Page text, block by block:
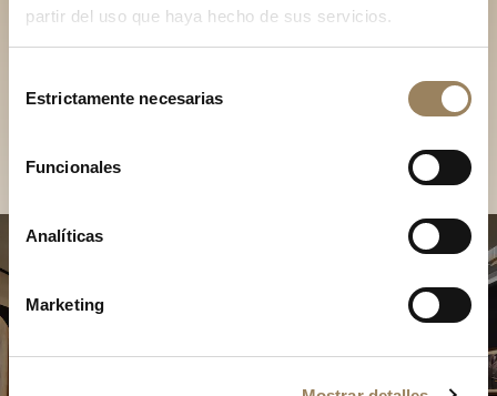
partir del uso que haya hecho de sus servicios.
Estrictamente necesarias
Funcionales
Analíticas
Marketing
Descubra nuestras
colecciones en boutique